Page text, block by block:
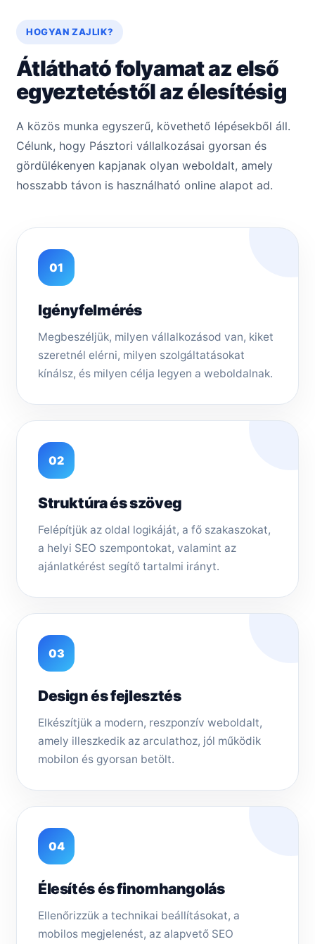
HOGYAN ZAJLIK?
Átlátható folyamat az első
egyeztetéstől az élesítésig
A közös munka egyszerű, követhető lépésekből áll.
Célunk, hogy Pásztori vállalkozásai gyorsan és
gördülékenyen kapjanak olyan weboldalt, amely
hosszabb távon is használható online alapot ad.
01
Igényfelmérés
Megbeszéljük, milyen vállalkozásod van, kiket
szeretnél elérni, milyen szolgáltatásokat
kínálsz, és milyen célja legyen a weboldalnak.
02
Struktúra és szöveg
Felépítjük az oldal logikáját, a fő szakaszokat,
a helyi SEO szempontokat, valamint az
ajánlatkérést segítő tartalmi irányt.
03
Design és fejlesztés
Elkészítjük a modern, reszponzív weboldalt,
amely illeszkedik az arculathoz, jól működik
mobilon és gyorsan betölt.
04
Élesítés és finomhangolás
Ellenőrizzük a technikai beállításokat, a
mobilos megjelenést, az alapvető SEO